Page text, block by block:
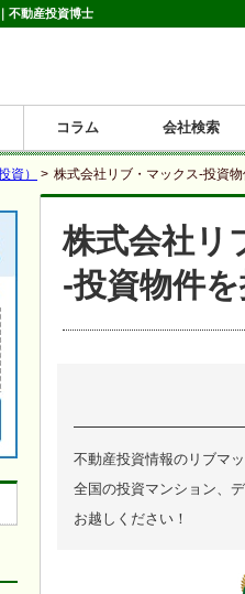
不動産投資博士
投資マンション
一棟売りアパート
一棟売りマンション
一棟売りビル
店舗・事務所
賃貸併用住宅
戸建賃貸
土地
新築住宅
工場・倉庫
ホテルペンション
コラム
購入コラム
売却コラム
大家さんコラム
賃貸経営コラム
会社検索
資） > 株式会社リブ・マックス-投資
株式会社リ
-投資物件
不動産投資情報のリブマ
全国の投資マンション、
お越しください！